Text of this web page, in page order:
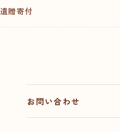
遺贈寄付
お問い合わせ